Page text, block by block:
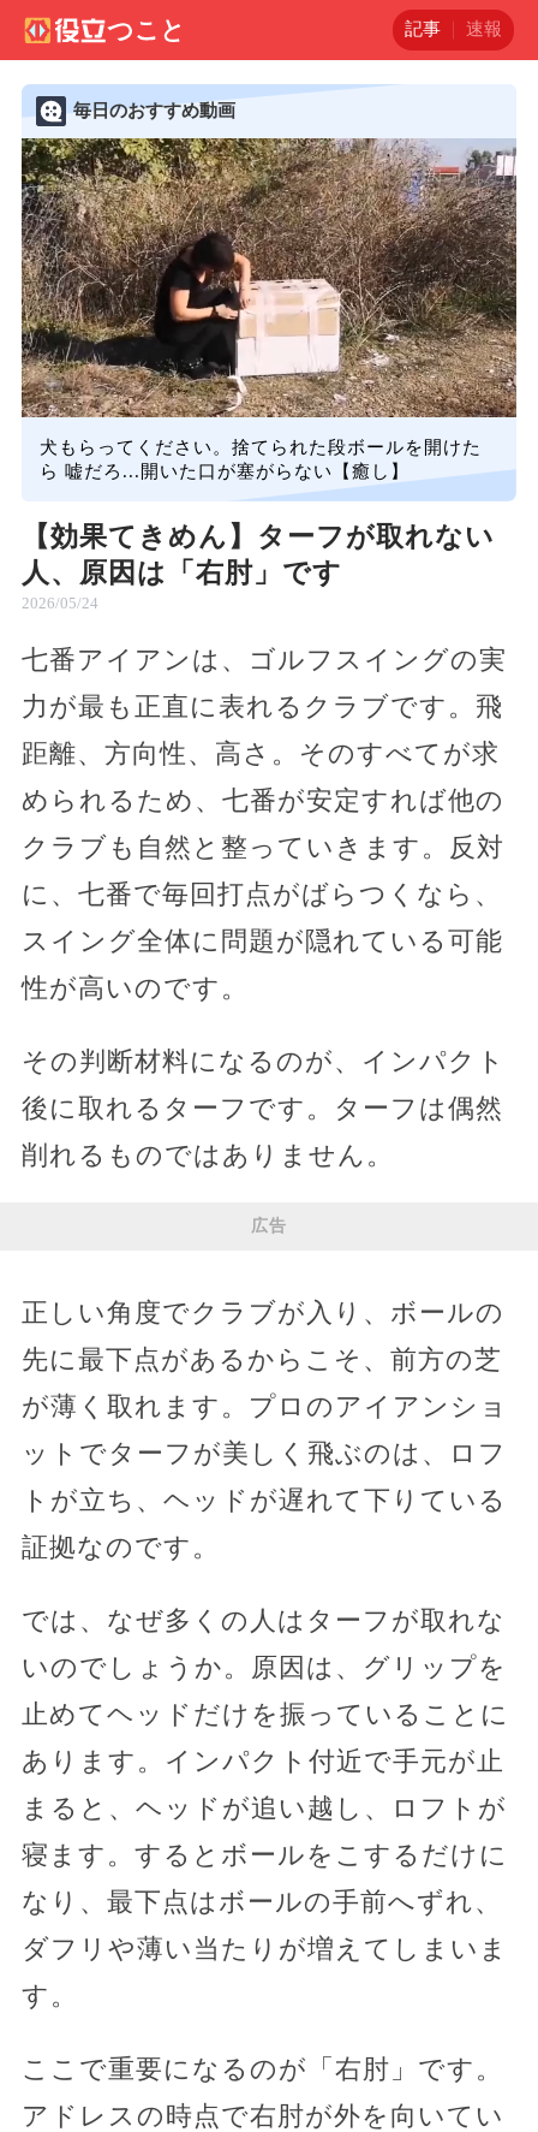
記事 速報
毎日のおすすめ動画
犬もらってください。捨てられた段ボールを開けた
ら 嘘だろ...開いた口が塞がらない【癒し】
【効果てきめん】ターフが取れない
人、原因は「右肘」です
2026/05/24
七番アイアンは、ゴルフスイングの実
力が最も正直に表れるクラブです。飛
距離、方向性、高さ。そのすべてが求
められるため、七番が安定すれば他の
クラブも自然と整っていきます。反対
に、七番で毎回打点がばらつくなら、
スイング全体に問題が隠れている可能
性が高いのです。
その判断材料になるのが、インパクト
後に取れるターフです。ターフは偶然
削れるものではありません。
広告
正しい角度でクラブが入り、ボールの
先に最下点があるからこそ、前方の芝
が薄く取れます。プロのアイアンショ
ットでターフが美しく飛ぶのは、ロフ
トが立ち、ヘッドが遅れて下りている
証拠なのです。
では、なぜ多くの人はターフが取れな
いのでしょうか。原因は、グリップを
止めてヘッドだけを振っていることに
あります。インパクト付近で手元が止
まると、ヘッドが追い越し、ロフトが
寝ます。するとボールをこするだけに
なり、最下点はボールの手前へずれ、
ダフリや薄い当たりが増えてしまいま
す。
ここで重要になるのが「右肘」です。
アドレスの時点で右肘が外を向いてい